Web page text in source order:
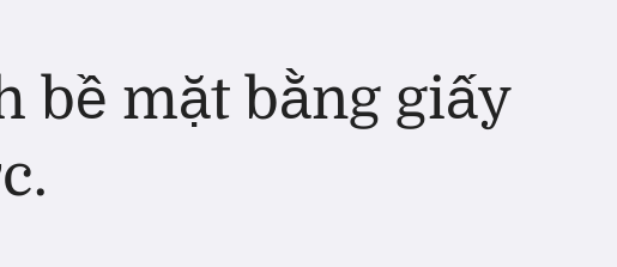
简体中文
bề mặt bằng giấy